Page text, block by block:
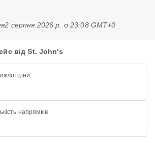
2 серпня 2026 р. о 23:08 GMT+0
від St. John's
ціни
напрямків